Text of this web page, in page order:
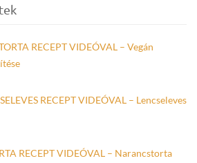
RECEPT VIDEÓVAL – Vegán
RECEPT VIDEÓVAL – Lencseleves
RECEPT VIDEÓVAL – Narancstorta